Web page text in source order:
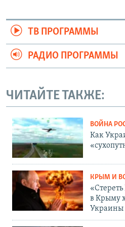
ТВ ПРОГРАММЫ
РАДИО ПРОГРАММЫ
ЧИТАЙТЕ ТАКЖЕ:
ВОЙНА
Как
КРЫМ И
в Крыму
Украины